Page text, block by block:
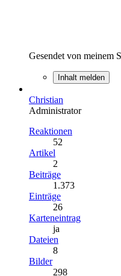
Gesendet von meinem
Inhalt melden
Christian
Administrator
Reaktionen
52
Artikel
2
Beiträge
1.373
Einträge
26
Karteneintrag
ja
Dateien
8
Bilder
298